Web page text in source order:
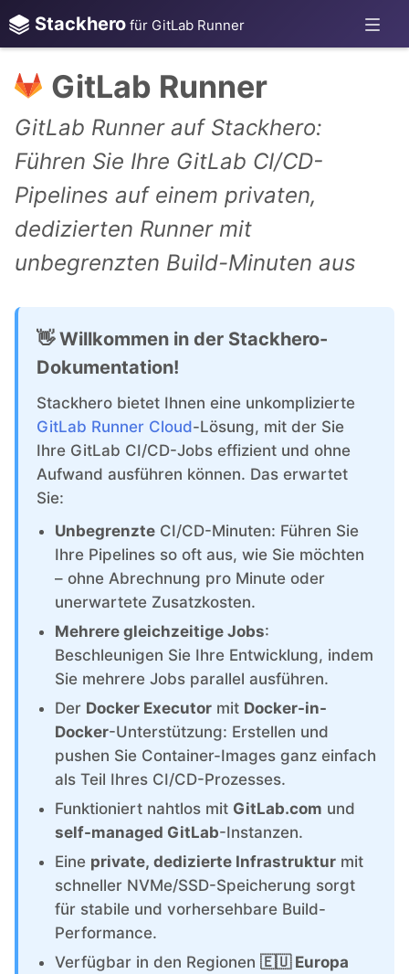
Stackhero für GitLab Runner
ChatWoot
ClickHouse
Code-Hero
Directus
Docker
Elasticsearch
GitLab
GitLab Runner
Grafana
Graylog
GitLab Runner
GitLab Runner auf Stackhero:
Führen Sie Ihre GitLab CI/CD-
Pipelines auf einem privaten,
dedizierten Runner mit
unbegrenzten Build-Minuten aus
👋 Willkommen in der Stackhero-
Dokumentation!
Stackhero bietet Ihnen eine unkomplizierte
GitLab Runner Cloud-Lösung, mit der Sie
Ihre GitLab CI/CD-Jobs effizient und ohne
Aufwand ausführen können. Das erwartet
Sie:
Unbegrenzte CI/CD-Minuten: Führen Sie
Ihre Pipelines so oft aus, wie Sie möchten
– ohne Abrechnung pro Minute oder
unerwartete Zusatzkosten.
Mehrere gleichzeitige Jobs:
Beschleunigen Sie Ihre Entwicklung, indem
Sie mehrere Jobs parallel ausführen.
Der Docker Executor mit Docker-in-
Docker-Unterstützung: Erstellen und
pushen Sie Container-Images ganz einfach
als Teil Ihres CI/CD-Prozesses.
Funktioniert nahtlos mit GitLab.com und
self-managed GitLab-Instanzen.
Eine private, dedizierte Infrastruktur mit
schneller NVMe/SSD-Speicherung sorgt
für stabile und vorhersehbare Build-
Performance.
Verfügbar in den Regionen 🇪🇺 Europa